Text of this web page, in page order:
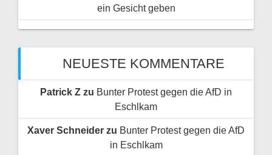
ein Gesicht geben
NEUESTE KOMMENTARE
Patrick Z zu Bunter Protest gegen die AfD in
Eschlkam
Xaver Schneider zu Bunter Protest gegen die AfD
in Eschlkam